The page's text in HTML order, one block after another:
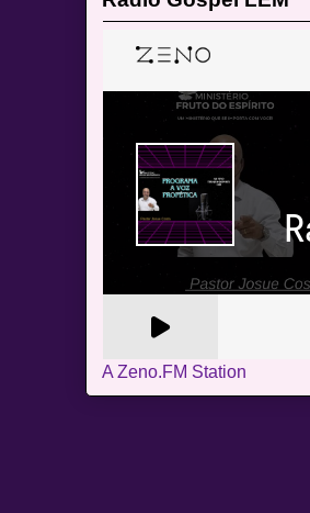
A Zeno.FM Station